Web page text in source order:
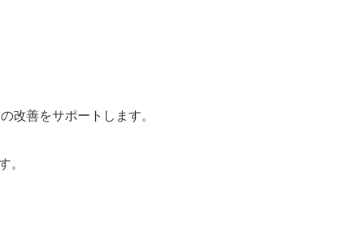
改善をサポートします。
。